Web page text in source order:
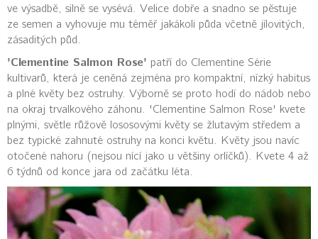
ve výsadbě, silně se vysévá. Velice dobře a snadno se pěstuje
ze semen a vyhovuje mu téměř jakákoli půda včetně jílovitých,
zásaditých půd.
'Clementine Salmon Rose' patří do Clementine Série
kultivarů, která je ceněná zejména pro kompaktní, nízký habitus
a plné květy bez ostruhy. Výborně se proto hodí do nádob nebo
na okraj trvalkového záhonu. 'Clementine Salmon Rose' kvete
plnými, světle růžově lososovými květy se žlutavým středem a
bez typické zahnuté ostruhy na konci květu. Květy jsou navíc
otočené nahoru (nejsou nící jako u většiny orlíčků). Kvete 4 až
6 týdnů od konce jara od začátku léta.